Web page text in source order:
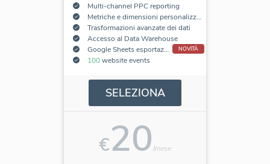
Multi-channel PPC reporting
Metriche e dimensioni personalizzate
Trasformazioni avanzate dei dati
Accesso al Data Warehouse
Google Sheets esportazione add-on
NOVITÀ
100website events
SELEZIONA
€20/mese